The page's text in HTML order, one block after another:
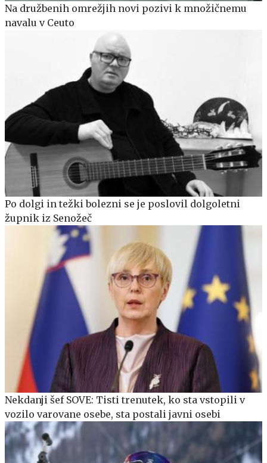
Na družbenih omrežjih novi pozivi k množičnemu
navalu v Ceuto
Po dolgi in težki bolezni se je poslovil dolgoletni
župnik iz Senožeč
Nekdanji šef SOVE: Tisti trenutek, ko sta vstopili v
vozilo varovane osebe, sta postali javni osebi